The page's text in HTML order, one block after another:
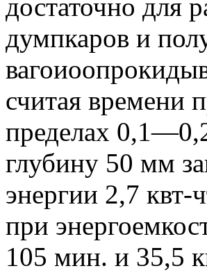
достаточно для
думпкаров и
считая времени
пределах
глубину 50 мм
энергии 2,7
при
105 мин. и 35,5